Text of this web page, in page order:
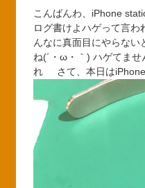
こんばんわ、iPhone
ログ書けよハゲって言わ
んなに真面目にやらな
ね(´・ω・｀) ハゲてま
れ さて、本日は